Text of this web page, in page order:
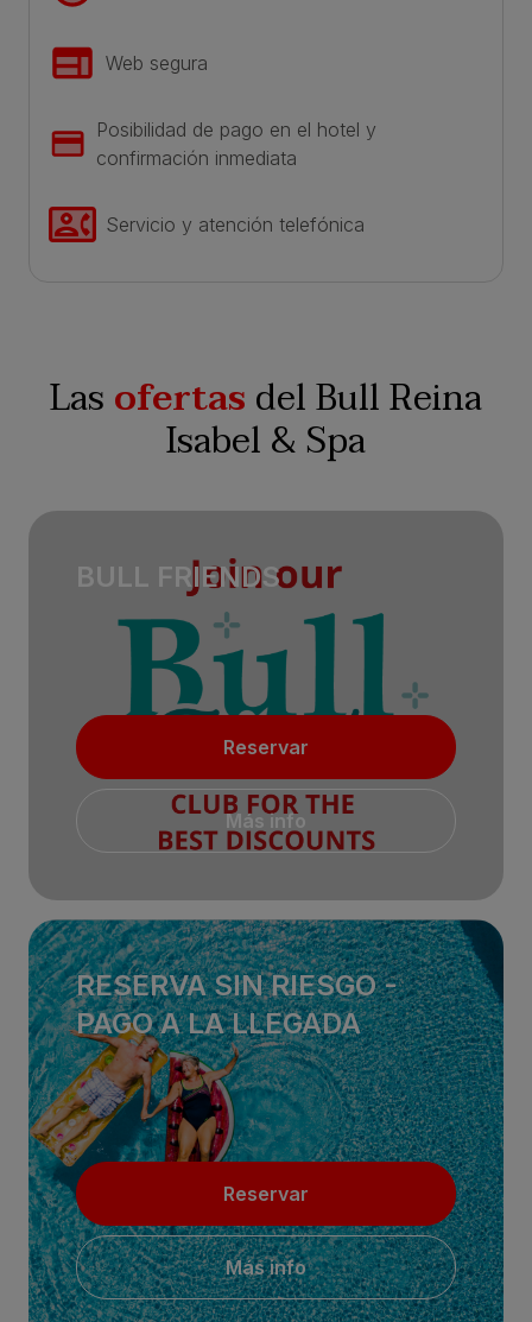
Web segura
Posibilidad de pago en el hotel y
confirmación inmediata
Servicio y atención telefónica
Lasofertasdel Bull Reina
Isabel & Spa
BULL FRIENDS
Reservar
Más info
RESERVA SIN RIESGO -
PAGO A LA LLEGADA
Reservar
Más info